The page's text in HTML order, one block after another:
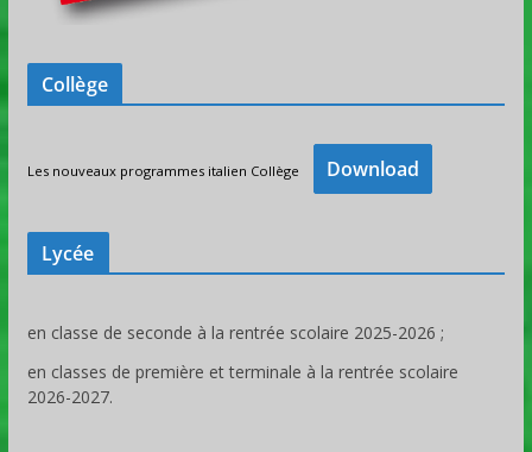
Collège
Les nouveaux programmes italien Collège Download
Lycée
en classe de seconde à la rentrée scolaire 2025-2026 ;
en classes de première et terminale à la rentrée scolaire
2026-2027.